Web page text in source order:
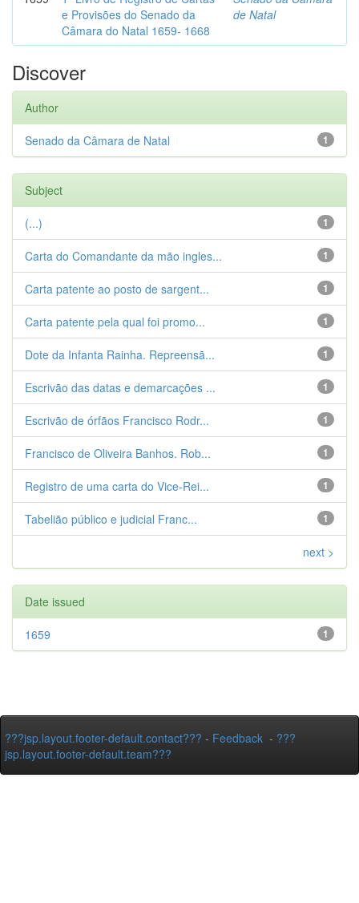
e Provisões do Senado da
Câmara do Natal 1659- 1668
de Natal
Discover
Author
1
Senado da Câmara de Natal
Subject
1
(...)
1
Carta do Comandante da mão ingles...
1
Carta patente ao posto de sargent...
1
Carta patente pela qual foi promo...
1
Dote da Infanta Rainha. Repreensã...
1
Escrivão das datas e demarcações ...
1
Escrivão de órfãos Francisco Rodr...
1
Francisco de Oliveira Banhos. Rob...
1
Registro de uma carta do Vice-Rei...
1
Tabelião público e judicial Franc...
next >
Date issued
1
1659
???jsp.layout.footer-default.contact??? - Feedback - ???
jsp.layout.footer-default.team???